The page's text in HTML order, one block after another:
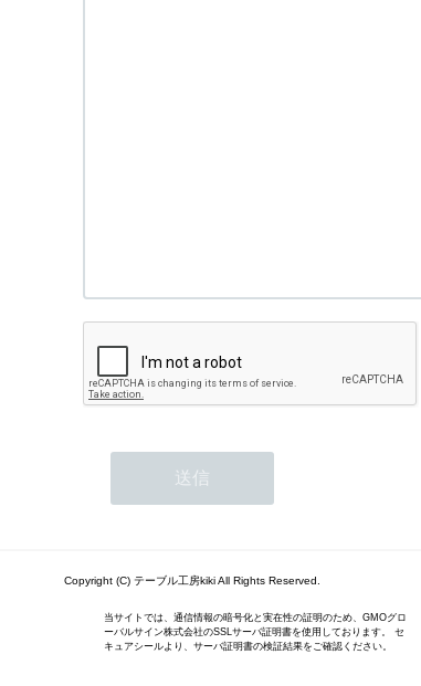
Copyright (C) テーブル工房kiki All Rights Reserved.
当サイトでは、通信情報の暗号化と実在性の証明のため、GMOグロ
ーバルサイン株式会社のSSLサーバ証明書を使用しております。 セ
キュアシールより、サーバ証明書の検証結果をご確認ください。